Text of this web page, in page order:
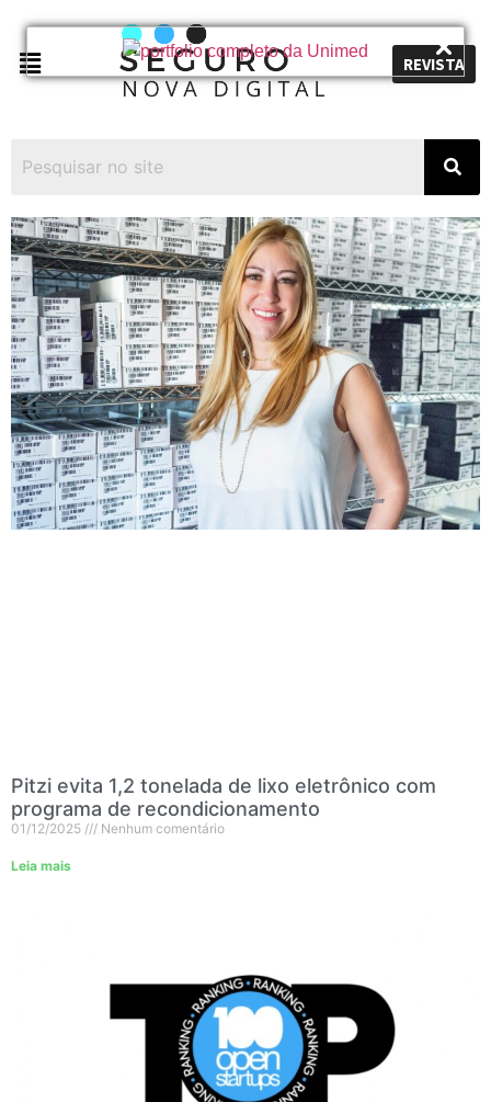
REVISTA
Pitzi evita 1,2 tonelada de lixo eletrônico com
programa de recondicionamento
01/12/2025 Nenhum comentário
Leia mais